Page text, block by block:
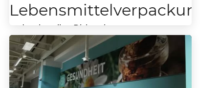
In der aktuellen Diskussion um sogenannte
“Mogelpackungen” bei Lebensmitteln weist der
Lebensmittelverband Deutschland darauf hin, dass
geltenden gesetzlichen Vorgaben Verbraucherinnen
und...